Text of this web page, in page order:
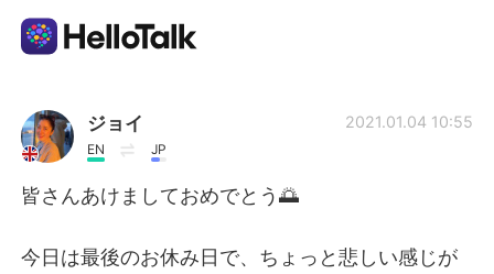
Dil Değişimi Uygulaması
AI Grammar Checker
ジョイ
EN JP
2021.01.04 10:55
皆さんあけましておめでとう🌅
今日は最後のお休み日で、ちょっと悲しい感じが